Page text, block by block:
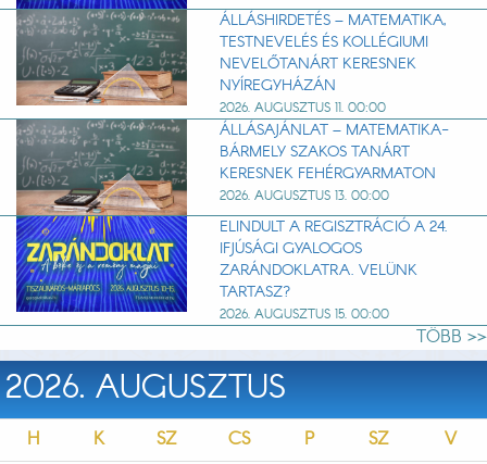
ÁLLÁSHIRDETÉS – MATEMATIKA,
TESTNEVELÉS ÉS KOLLÉGIUMI
NEVELŐTANÁRT KERESNEK
NYÍREGYHÁZÁN
2026. AUGUSZTUS 11. 00:00
ÁLLÁSAJÁNLAT – MATEMATIKA-
BÁRMELY SZAKOS TANÁRT
KERESNEK FEHÉRGYARMATON
2026. AUGUSZTUS 13. 00:00
ELINDULT A REGISZTRÁCIÓ A 24.
IFJÚSÁGI GYALOGOS
ZARÁNDOKLATRA. VELÜNK
TARTASZ?
2026. AUGUSZTUS 15. 00:00
TÖBB >>
2026. AUGUSZTUS
H K SZ CS P SZ V